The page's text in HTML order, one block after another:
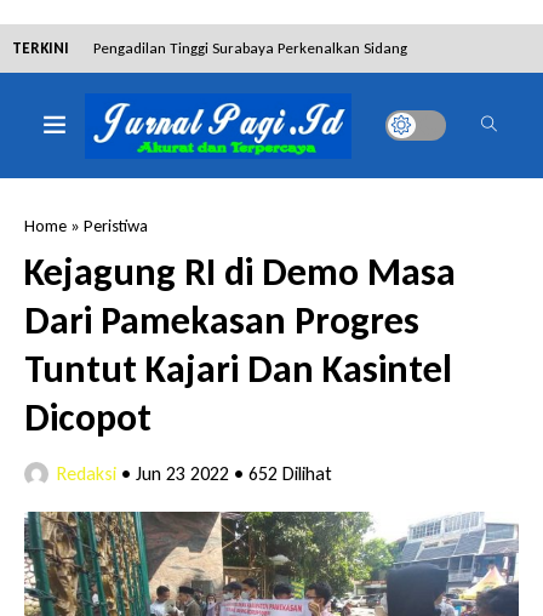
TERKINI Pengadilan Tinggi Surabaya Perkenalkan Sidang
Elektronik dan Sosialisasikan Ketentuan Baru KUHAP
Dibantah Terdakwa Ranto Hensa, Salim Himawan
Terpidana Penipuan 10 Miliar
Lakukan Pencurian dengan Pemberatan,
Muhammad Syifa Dihukum 4 Bulan Penjara
RSUD Bangil Raih Penghargaan Internasional WSO,
Perkuat Layanan Code Stroke Lewat Webinar
Hakim Sebut Saksi Beruntung Tak Terseret Perkara
Angkutan Bawang Bombay Tak Sesuai Dokumen
Home » Peristiwa
Kejagung RI di Demo Masa
Dari Pamekasan Progres
Tuntut Kajari Dan Kasintel
Dicopot
Redaksi • Jun 23 2022 • 652 Dilihat